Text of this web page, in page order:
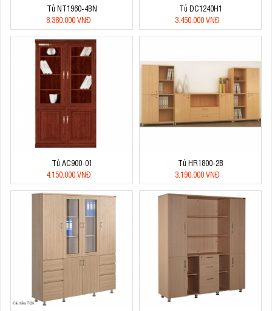
Tủ NT1960-4BN
8.380.000 VNĐ
Tủ DC1240H1
3.450.000 VNĐ
Tủ AC900-01
4.150.000 VNĐ
Tủ HR1800-2B
3.190.000 VNĐ